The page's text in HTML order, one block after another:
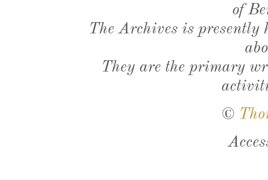
of
The Archives is presently
They are the primary
©